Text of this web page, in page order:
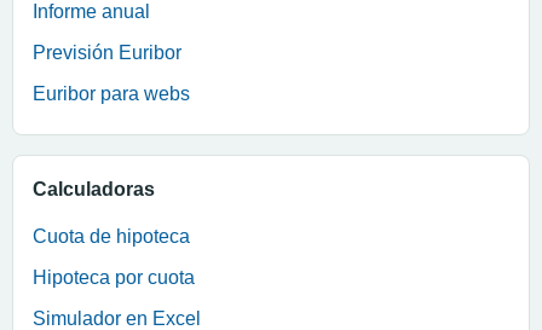
Informe anual
Previsión Euribor
Euribor para webs
Calculadoras
Cuota de hipoteca
Hipoteca por cuota
Simulador en Excel